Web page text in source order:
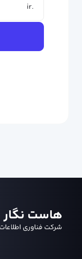
.ir